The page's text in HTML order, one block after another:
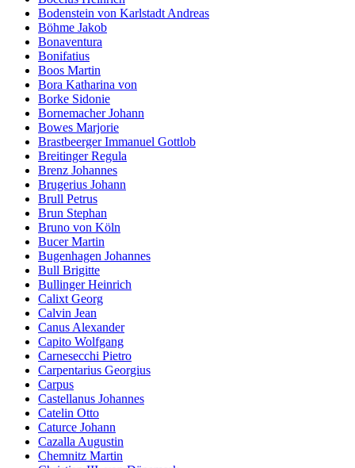
Bodenstein von Karlstadt Andreas
Böhme Jakob
Bonaventura
Bonifatius
Boos Martin
Bora Katharina von
Borke Sidonie
Bornemacher Johann
Bowes Marjorie
Brastbeerger Immanuel Gottlob
Breitinger Regula
Brenz Johannes
Brugerius Johann
Brull Petrus
Brun Stephan
Bruno von Köln
Bucer Martin
Bugenhagen Johannes
Bull Brigitte
Bullinger Heinrich
Calixt Georg
Calvin Jean
Canus Alexander
Capito Wolfgang
Carnesecchi Pietro
Carpentarius Georgius
Carpus
Castellanus Johannes
Catelin Otto
Caturce Johann
Cazalla Augustin
Chemnitz Martin